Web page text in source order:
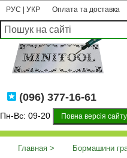
РУС УКР Оплата та доставка
(096) 377-16-61
Пн-Вс: 09-20 Повна версія сайту
Главная Бормашини